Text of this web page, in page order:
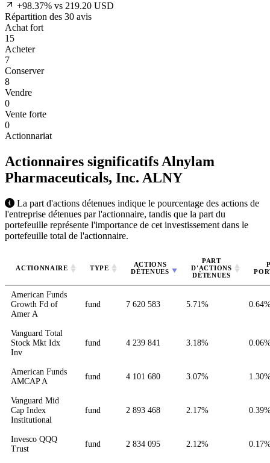
+98.37% vs 219.20 USD
Répartition des 30 avis
Achat fort
15
Acheter
7
Conserver
8
Vendre
0
Vente forte
0
Actionnariat
Actionnaires significatifs Alnylam
Pharmaceuticals, Inc. ALNY
La part d'actions détenues indique le pourcentage des actions de
l'entreprise détenues par l'actionnaire, tandis que la part du
portefeuille représente l'importance de cet investissement dans le
portefeuille total de l'actionnaire.
ACTIONNAIRE TYPE
ACTIONS
DÉTENUES
PART
D'ACTIONS
DÉTENUES
American Funds
Growth Fd of
Amer A
fund 7 620 583 5.71%
Vanguard Total
Stock Mkt Idx
Inv
fund 4 239 841 3.18%
American Funds
AMCAP A
fund 4 101 680 3.07%
Vanguard Mid
Cap Index
Institutional
fund 2 893 468 2.17%
Invesco QQQ
Trust
fund 2 834 095 2.12%